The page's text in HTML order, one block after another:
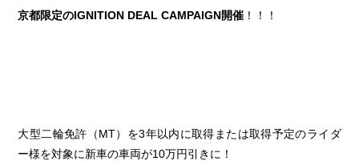
京都限定のIGNITION DEAL CAMPAIGN開催 ！！！
大型二輪免許（MT）を3年以内に取得または取得予定のライダ
ー様を対象に新車の車両が10万円引きに！